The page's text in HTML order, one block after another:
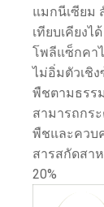
แมกนีเซียม
เทียบเคียงได้
โพลีแซ็กคา
ไม่อิ่มตัวเชิ
พืชตามธรร
สามารถกร
พืชและควบ
สารสกัดสาห
20%